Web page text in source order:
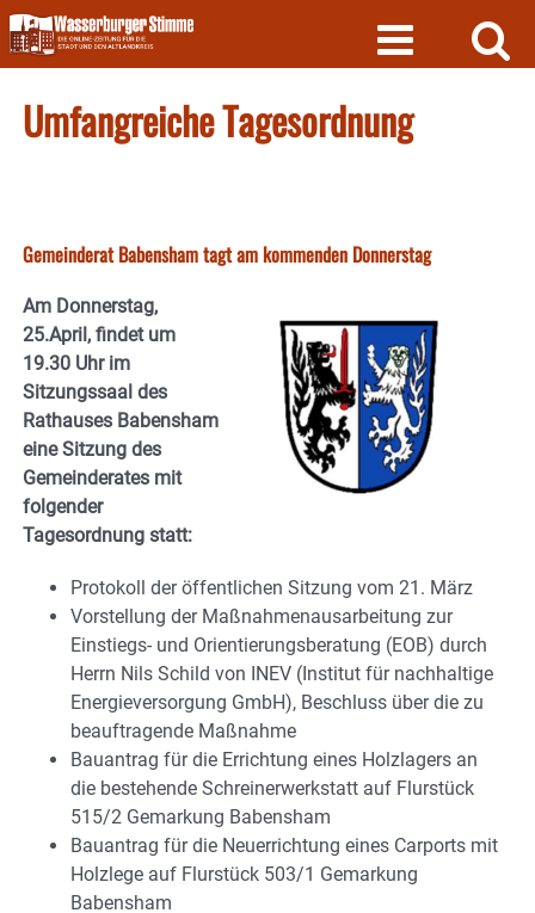
Skip
to
content
Umfangreiche Tagesordnung
Gemeinderat Babensham tagt am kommenden Donnerstag
Am Donnerstag,
25.April, findet um
19.30 Uhr im
Sitzungssaal des
Rathauses Babensham
eine Sitzung des
Gemeinderates mit
folgender
Tagesordnung statt:
Protokoll der öffentlichen Sitzung vom 21. März
Vorstellung der Maßnahmenausarbeitung zur
Einstiegs- und Orientierungsberatung (EOB) durch
Herrn Nils Schild von INEV (Institut für nachhaltige
Energieversorgung GmbH), Beschluss über die zu
beauftragende Maßnahme
Bauantrag für die Errichtung eines Holzlagers an
die bestehende Schreinerwerkstatt auf Flurstück
515/2 Gemarkung Babensham
Bauantrag für die Neuerrichtung eines Carports mit
Holzlege auf Flurstück 503/1 Gemarkung
Babensham